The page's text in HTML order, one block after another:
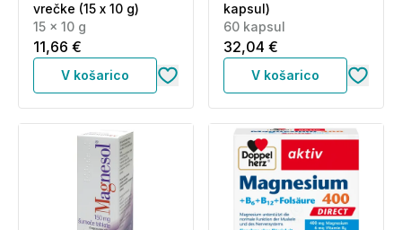
vrečke (15 x 10 g)
15 x 10 g
11,66 €
V košarico
kapsul)
60 kapsul
32,04 €
V košarico